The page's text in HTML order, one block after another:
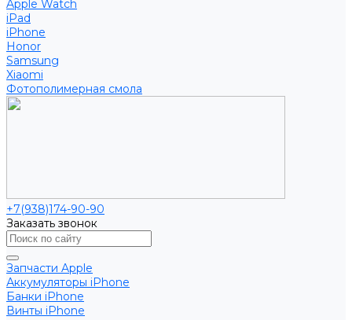
Apple Watch
iPad
iPhone
Honor
Samsung
Xiaomi
Фотополимерная смола
+7(938)174-90-90
Заказать звонок
Запчасти Apple
Аккумуляторы iPhone
Банки iPhone
Винты iPhone